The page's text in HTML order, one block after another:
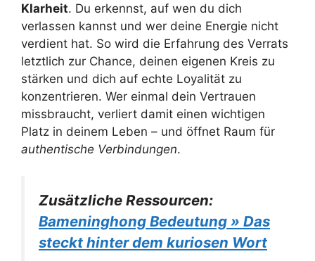
Klarheit. Du erkennst, auf wen du dich
verlassen kannst und wer deine Energie nicht
verdient hat. So wird die Erfahrung des Verrats
letztlich zur Chance, deinen eigenen Kreis zu
stärken und dich auf echte Loyalität zu
konzentrieren. Wer einmal dein Vertrauen
missbraucht, verliert damit einen wichtigen
Platz in deinem Leben – und öffnet Raum für
authentische Verbindungen.
Zusätzliche Ressourcen:
Bameninghong Bedeutung » Das
steckt hinter dem kuriosen Wort